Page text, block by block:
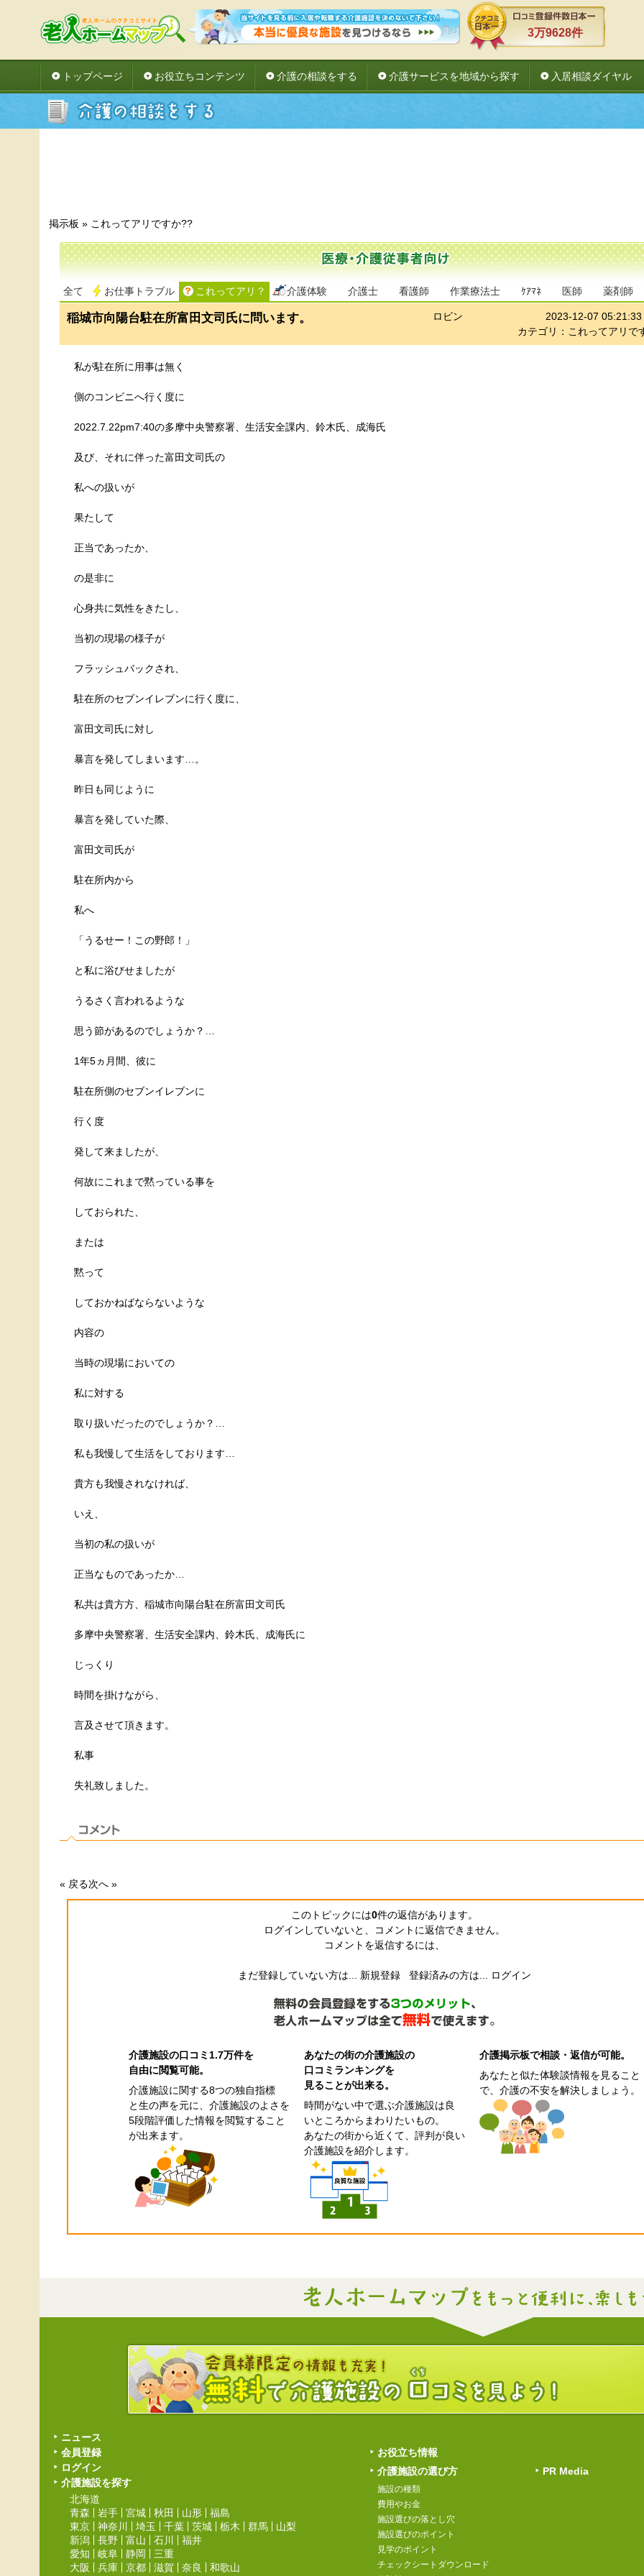
3万9628件
トップページ
お役立ちコンテンツ 介護の相談をする 介護サービスを地域から探す 入居相談ダイヤル
掲示板 » これってアリですか??
全て お仕事トラブル これってアリ？ 介護体験 介護士 看護師 作業療法士 ｹｱﾏﾈ 医師 薬剤師
稲城市向陽台駐在所富田文司氏に問います。 ロビン
2023-12-07 05:21:33
カテゴリ：これってアリで
私が駐在所に用事は無く
側のコンビニへ行く度に
2022.7.22pm7:40の多摩中央警察署、生活安全課内、鈴木氏、成海氏
及び、それに伴った富田文司氏の
私への扱いが
果たして
正当であったか、
の是非に
心身共に気性をきたし、
当初の現場の様子が
フラッシュバックされ、
駐在所のセブンイレブンに行く度に、
富田文司氏に対し
暴言を発してしまいます…。
昨日も同じように
暴言を発していた際、
富田文司氏が
駐在所内から
私へ
「うるせー！この野郎！」
と私に浴びせましたが
うるさく言われるような
思う節があるのでしょうか？…
1年5ヵ月間、彼に
駐在所側のセブンイレブンに
行く度
発して来ましたが、
何故にこれまで黙っている事を
しておられた、
または
黙って
しておかねばならないような
内容の
当時の現場においての
私に対する
取り扱いだったのでしょうか？…
私も我慢して生活をしております…
貴方も我慢されなければ、
いえ、
当初の私の扱いが
正当なものであったか…
私共は貴方方、稲城市向陽台駐在所富田文司氏
多摩中央警察署、生活安全課内、鈴木氏、成海氏に
じっくり
時間を掛けながら、
言及させて頂きます。
私事
失礼致しました。
« 戻る次へ »
このトピックには0件の返信があります。
ログインしていないと、コメントに返信できません。
コメントを返信するには、
まだ登録していない方は... 新規登録登録済みの方は... ログイン
介護施設の口コミ1.7万件を
自由に閲覧可能。
介護施設に関する8つの独自指標
と生の声を元に、介護施設のよさを
5段階評価した情報を閲覧すること
が出来ます。
あなたの街の介護施設の
口コミランキングを
見ることが出来る。
時間がない中で選ぶ介護施設は良
いところからまわりたいもの。
あなたの街から近くて、評判が良い
介護施設を紹介します。
介護掲示板で相談・返信が可能。
あなたと似た体験談情報を見ること
で、介護の不安を解決しましょう。
ニュース
会員登録
ログイン
介護施設を探す
北海道
青森
岩手 宮城 秋田 山形
福島
東京
神奈川 埼玉 千葉 茨城 栃木 群馬
山梨
新潟
長野 富山 石川
福井
愛知
岐阜 静岡
三重
大阪
兵庫 京都 滋賀 奈良
和歌山
お役立ち情報
介護施設の選び方
施設の種類
費用やお金
施設選びの落とし穴
施設選びのポイント
見学のポイント
チェックシートダウンロード
PR Media